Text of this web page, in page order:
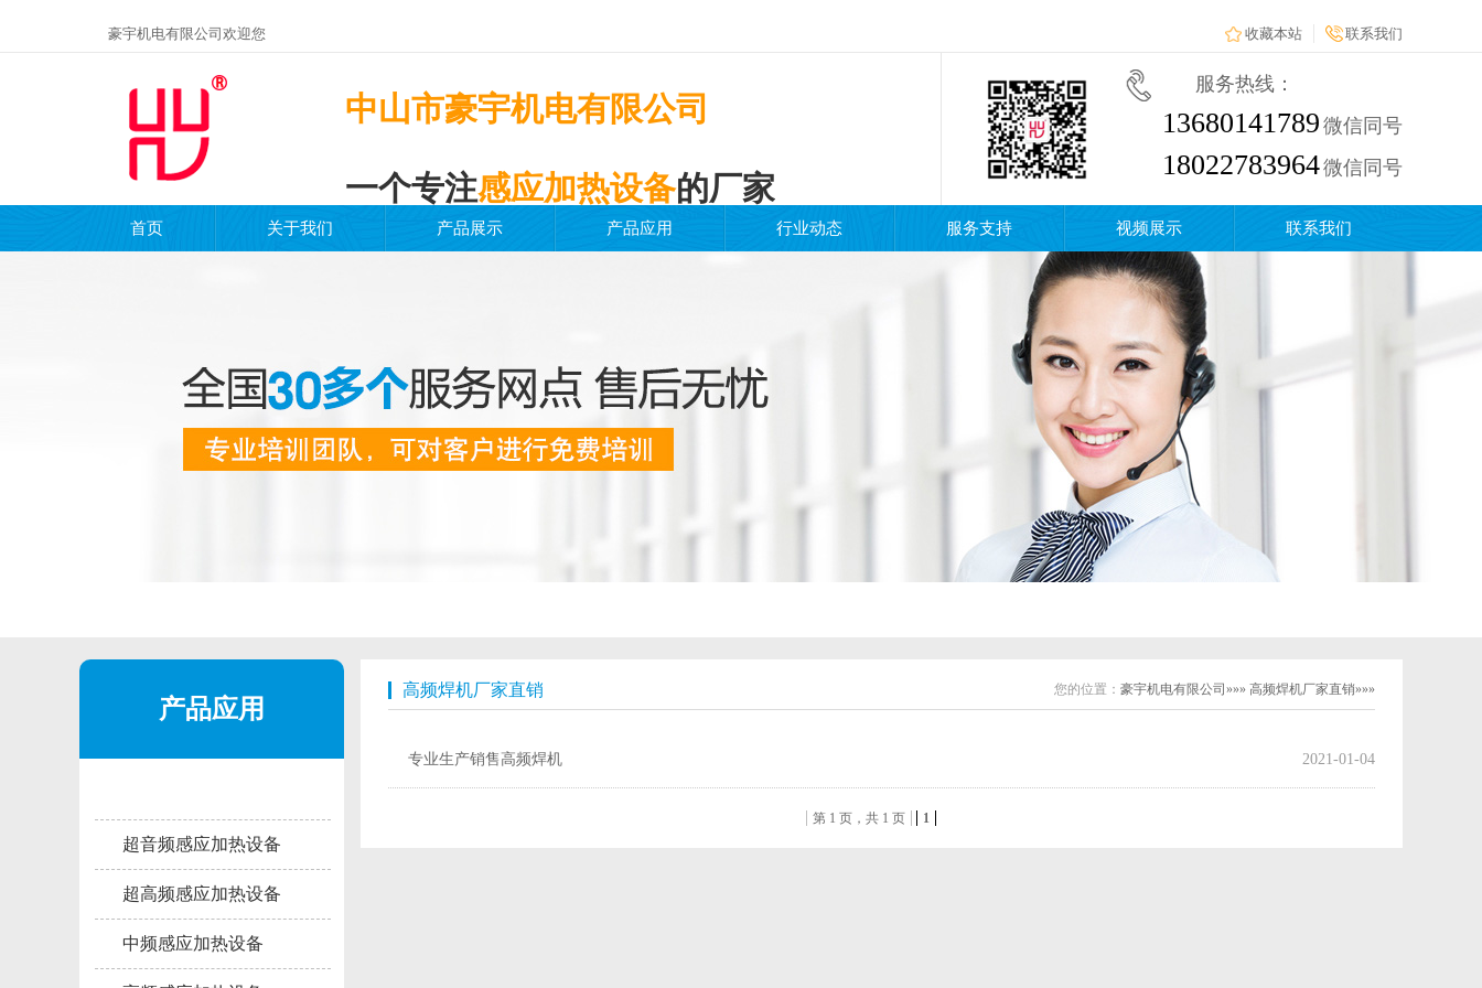
豪宇机电有限公司欢迎您 收藏本站 联系我们
中山市豪宇机电有限公司
一个专注感应加热设备的厂家
服务热线：
13680141789 微信同号
18022783964微信同号
首页 关于我们 产品展示 产品应用 行业动态 服务支持 视频展示 联系我们
产品应用
超音频感应加热设备
超高频感应加热设备
中频感应加热设备
高频焊机厂家直销 您的位置： 豪宇机电有限公司»»» 高频焊机厂家直销»»»
专业生产销售高频焊机 2021-01-04
第 1 页，共 1 页 1